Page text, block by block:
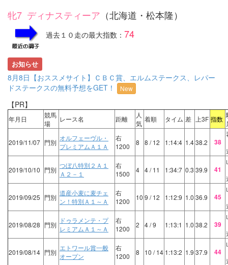
牝7 ディナスティーア （北海道・松本隆）
過去１０走の最大指数： 74
お知らせ
8月8日【おススメサイト】ＣＢＣ賞、エルムステークス、レパー
ドステークスの無料予想をGET！
New
【PR】
年月日
競馬
場
レース名 距離
人
気
着順 タイム 差 上3F 指数
2019/11/07 門別
オルフェーヴル・
プレミアムＡ１Ａ
右
1200
8 8 / 12 1:14:4 1.438.2 38
2019/10/10 門別
つぼ八特別２Ａ１
Ａ２－１
右
1500
4 4/ 11 1:34:7 0.3 39.9 41
2019/09/25 門別
道産小麦に麦チェ
ン！特別Ａ１～Ａ
右
1200
10 9 / 12 1:12:9 1.0 36.9 45
2019/08/28 門別
ドゥラメンテ・プ
レミアムＡ１～Ａ
右
1200
2 4/ 9 1:13:1 1.0 38.2 39
2019/08/14 門別
エトワール賞一般
オープン
右
1200
8 10 / 14 1:13:2 1.9 37.9 44